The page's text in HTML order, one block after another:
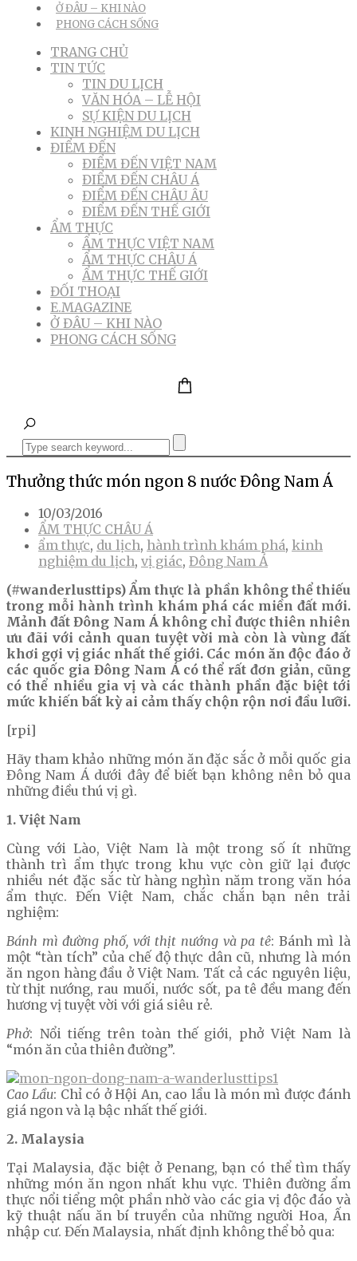
Ở ĐÂU – KHI NÀO
PHONG CÁCH SỐNG
TRANG CHỦ
TIN TỨC
TIN DU LỊCH
VĂN HÓA – LỄ HỘI
SỰ KIỆN DU LỊCH
KINH NGHIỆM DU LỊCH
ĐIỂM ĐẾN
ĐIỂM ĐẾN VIỆT NAM
ĐIỂM ĐẾN CHÂU Á
ĐIỂM ĐẾN CHÂU ÂU
ĐIỂM ĐẾN THẾ GIỚI
ẨM THỰC
ẨM THỰC VIỆT NAM
ẨM THỰC CHÂU Á
ẨM THỰC THẾ GIỚI
ĐỐI THOẠI
E.MAGAZINE
Ở ĐÂU – KHI NÀO
PHONG CÁCH SỐNG
Thưởng thức món ngon 8 nước Đông Nam Á
10/03/2016
ẨM THỰC CHÂU Á
ẩm thực, du lịch, hành trình khám phá, kinh
nghiệm du lịch, vị giác, Đông Nam Á
(#wanderlusttips) Ẩm thực là phần không thể thiếu
trong mỗi hành trình khám phá các miền đất mới.
Mảnh đất Đông Nam Á không chỉ được thiên nhiên
ưu đãi với cảnh quan tuyệt vời mà còn là vùng đất
khơi gợi vị giác nhất thế giới. Các món ăn độc đáo ở
các quốc gia Đông Nam Á có thể rất đơn giản, cũng
có thể nhiều gia vị và các thành phần đặc biệt tới
mức khiến bất kỳ ai cảm thấy chộn rộn nơi đầu lưỡi.
[rpi]
Hãy tham khảo những món ăn đặc sắc ở mỗi quốc gia
Đông Nam Á dưới đây để biết bạn không nên bỏ qua
những điều thú vị gì.
1. Việt Nam
Cùng với Lào, Việt Nam là một trong số ít những
thành trì ẩm thực trong khu vực còn giữ lại được
nhiều nét đặc sắc từ hàng nghìn năm trong văn hóa
ẩm thực. Đến Việt Nam, chắc chắn bạn nên trải
nghiệm:
Bánh mì đường phố, với thịt nướng và pa tê: Bánh mì là
một “tàn tích” của chế độ thực dân cũ, nhưng là món
ăn ngon hàng đầu ở Việt Nam. Tất cả các nguyên liệu,
từ thịt nướng, rau muối, nước sốt, pa tê đều mang đến
hương vị tuyệt vời với giá siêu rẻ.
Phở: Nổi tiếng trên toàn thế giới, phở Việt Nam là
“món ăn của thiên đường”.
Cao Lầu: Chỉ có ở Hội An, cao lầu là món mì được đánh
giá ngon và lạ bậc nhất thế giới.
2. Malaysia
Tại Malaysia, đặc biệt ở Penang, bạn có thể tìm thấy
những món ăn ngon nhất khu vực. Thiên đường ẩm
thực nổi tiểng một phần nhờ vào các gia vị độc đáo và
kỹ thuật nấu ăn bí truyền của những người Hoa, Ấn
nhập cư. Đến Malaysia, nhất định không thể bỏ qua: